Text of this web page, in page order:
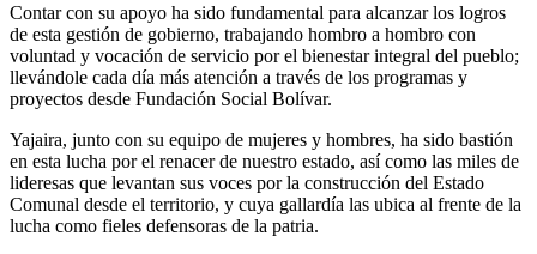
Contar con su apoyo ha sido fundamental para alcanzar los logros
de esta gestión de gobierno, trabajando hombro a hombro con
voluntad y vocación de servicio por el bienestar integral del pueblo;
llevándole cada día más atención a través de los programas y
proyectos desde Fundación Social Bolívar.
Yajaira, junto con su equipo de mujeres y hombres, ha sido bastión
en esta lucha por el renacer de nuestro estado, así como las miles de
lideresas que levantan sus voces por la construcción del Estado
Comunal desde el territorio, y cuya gallardía las ubica al frente de la
lucha como fieles defensoras de la patria.